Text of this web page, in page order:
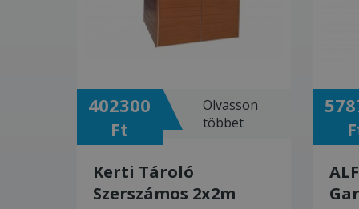
402300
Ft
Olvasson
többet
Kerti Tároló
Szerszámos 2x2m